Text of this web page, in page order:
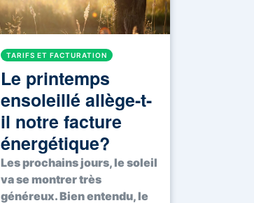
TARIFS ET FACTURATION
Le printemps
ensoleillé allège-t-
il notre facture
énergétique?
Les prochains jours, le soleil
va se montrer très
généreux. Bien entendu, le